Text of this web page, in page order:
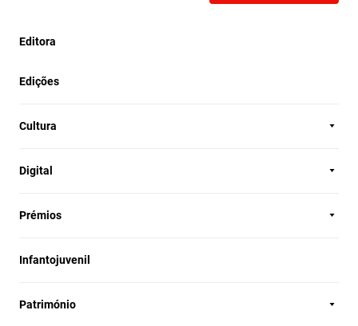
Editora
Edições
Cultura
Digital
Prémios
Infantojuvenil
Património